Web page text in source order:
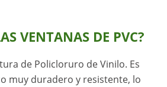
VENTANAS DE PVC?
de Policloruro de Vinilo. Es
muy duradero y resistente, lo